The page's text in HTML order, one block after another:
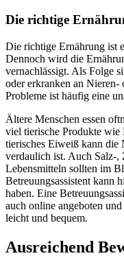
Die richtige
Die richtige Ernährung ist
Dennoch wird die
vernachlässigt. Als Folge
oder erkranken an
Probleme ist häufig eine
Ältere Menschen essen
viel tierische Produkte
tierisches Eiweiß kann die
verdaulich ist. Auch Salz-,
Lebensmitteln sollten im
Betreuungsassistent kann
haben. Eine
auch online angeboten
leicht und bequem.
Ausreichend